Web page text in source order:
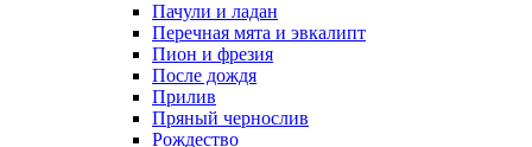
Пачули и ладан
Перечная мята и эвкалипт
Пион и фрезия
После дождя
Прилив
Пряный чернослив
Рождество